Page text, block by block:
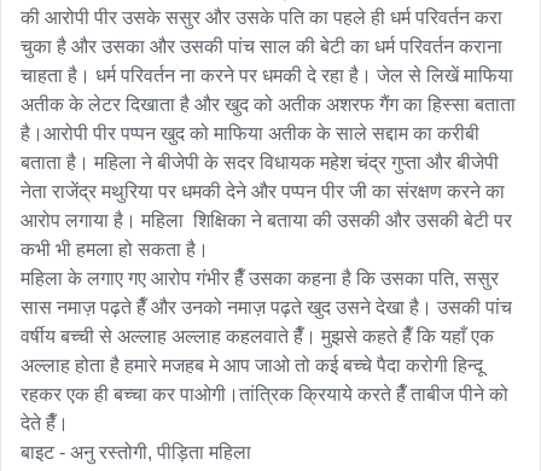
की आरोपी पीर उसके ससुर और उसके पति का पहले ही धर्म परिवर्तन करा
चुका है और उसका और उसकी पांच साल की बेटी का धर्म परिवर्तन कराना
चाहता है। धर्म परिवर्तन ना करने पर धमकी दे रहा है। जेल से लिखें माफिया
अतीक के लेटर दिखाता है और खुद को अतीक अशरफ गैंग का हिस्सा बताता
है।आरोपी पीर पप्पन खुद को माफिया अतीक के साले सद्दाम का करीबी
बताता है। महिला ने बीजेपी के सदर विधायक महेश चंद्र गुप्ता और बीजेपी
नेता राजेंद्र मथुरिया पर धमकी देने और पप्पन पीर जी का संरक्षण करने का
आरोप लगाया है। महिला  शिक्षिका ने बताया की उसकी और उसकी बेटी पर
कभी भी हमला हो सकता है।
महिला के लगाए गए आरोप गंभीर हैँ उसका कहना है कि उसका पति, ससुर
सास नमाज़ पढ़ते हैँ और उनको नमाज़ पढ़ते खुद उसने देखा है। उसकी पांच
वर्षीय बच्ची से अल्लाह अल्लाह कहलवाते हैँ। मुझसे कहते हैँ कि यहाँ एक
अल्लाह होता है हमारे मजहब मे आप जाओ तो कई बच्चे पैदा करोगी हिन्दू
रहकर एक ही बच्चा कर पाओगी।तांत्रिक क्रियाये करते हैँ ताबीज पीने को
देते हैँ।
बाइट - अनु रस्तोगी, पीड़िता महिला